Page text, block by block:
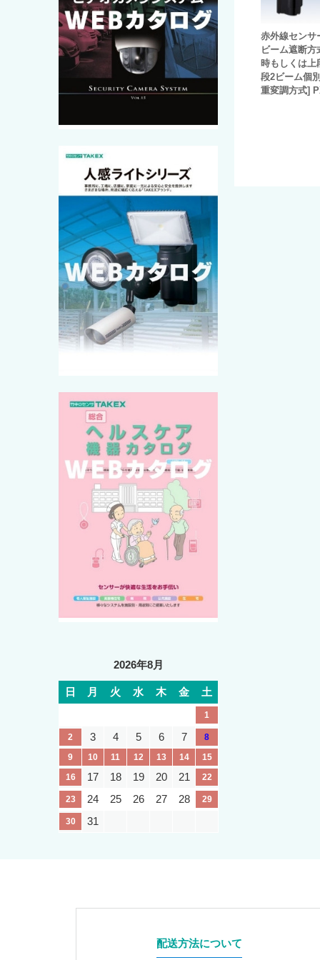
赤外線センサ
ビーム遮断方
時もしくは
段2ビーム個
重変調方式]
2026年8月
日 月 火 水 木 金 土
1
2 3 4 5 6 7
8
9
10 11 12 13 14
15
16
17 18 19 20 21 22
23 24 25 26 27 28 29
30 31
配送方法について